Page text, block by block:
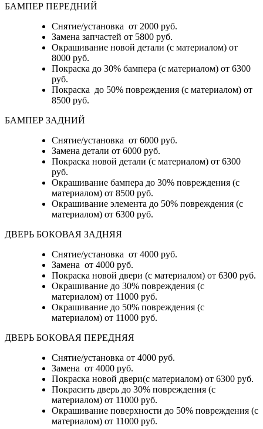
БАМПЕР ПЕРЕДНИЙ
Снятие/установка от 2000 руб.
Замена запчастей от 5800 руб.
Окрашивание новой детали (с материалом) от
8000 руб.
Покраска до 30% бампера (с материалом) от 6300
руб.
Покраска до 50% повреждения (с материалом) от
8500 руб.
БАМПЕР ЗАДНИЙ
Снятие/установка от 6000 руб.
Замена детали от 6000 руб.
Покраска новой детали (с материалом) от 6300
руб.
Окрашивание бампера до 30% повреждения (с
материалом) от 8500 руб.
Окрашивание элемента до 50% повреждения (с
материалом) от 6300 руб.
ДВЕРЬ БОКОВАЯ ЗАДНЯЯ
Снятие/установка от 4000 руб.
Замена от 4000 руб.
Покраска новой двери (с материалом) от 6300 руб.
Окрашивание до 30% повреждения (с
материалом) от 11000 руб.
Окрашивание до 50% повреждения (с
материалом) от 11000 руб.
ДВЕРЬ БОКОВАЯ ПЕРЕДНЯЯ
Снятие/установка от 4000 руб.
Замена от 4000 руб.
Покраска новой двери(с материалом) от 6300 руб.
Покрасить дверь до 30% повреждения (с
материалом) от 11000 руб.
Окрашивание поверхности до 50% повреждения (с
материалом) от 11000 руб.